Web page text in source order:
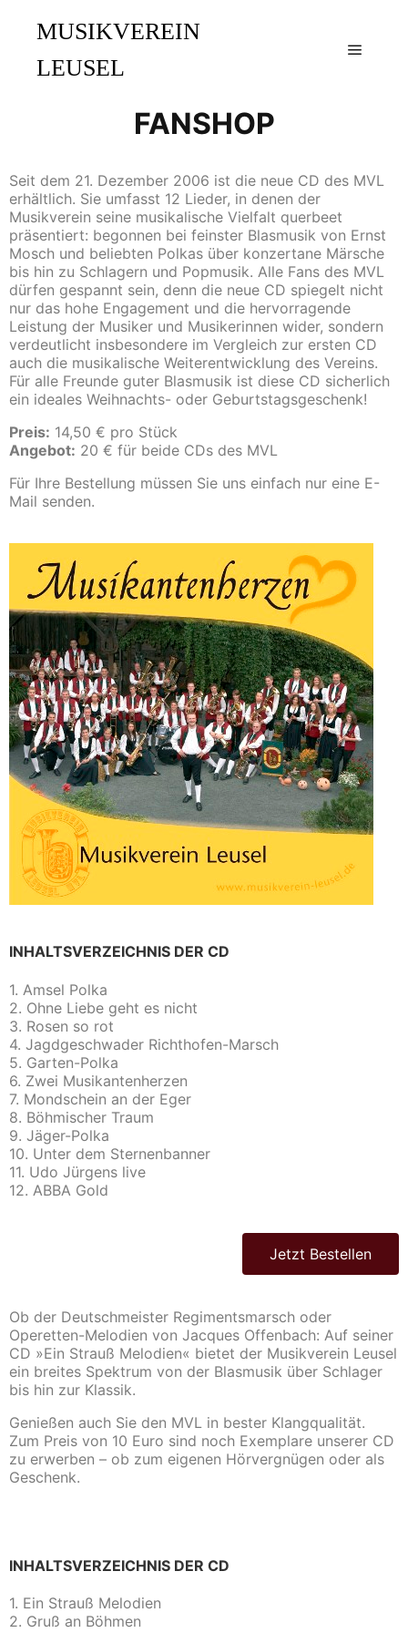
MUSIKVEREIN
LEUSEL
FANSHOP
Seit dem 21. Dezember 2006 ist die neue CD des MVL
erhältlich. Sie umfasst 12 Lieder, in denen der
Musikverein seine musikalische Vielfalt querbeet
präsentiert: begonnen bei feinster Blasmusik von Ernst
Mosch und beliebten Polkas über konzertane Märsche
bis hin zu Schlagern und Popmusik. Alle Fans des MVL
dürfen gespannt sein, denn die neue CD spiegelt nicht
nur das hohe Engagement und die hervorragende
Leistung der Musiker und Musikerinnen wider, sondern
verdeutlicht insbesondere im Vergleich zur ersten CD
auch die musikalische Weiterentwicklung des Vereins.
Für alle Freunde guter Blasmusik ist diese CD sicherlich
ein ideales Weihnachts- oder Geburtstagsgeschenk!
Preis: 14,50 € pro Stück
Angebot: 20 € für beide CDs des MVL
Für Ihre Bestellung müssen Sie uns einfach nur eine E-
Mail senden.
INHALTSVERZEICHNIS DER CD
1. Amsel Polka
2. Ohne Liebe geht es nicht
3. Rosen so rot
4. Jagdgeschwader Richthofen-Marsch
5. Garten-Polka
6. Zwei Musikantenherzen
7. Mondschein an der Eger
8. Böhmischer Traum
9. Jäger-Polka
10. Unter dem Sternenbanner
11. Udo Jürgens live
12. ABBA Gold
Jetzt Bestellen
Ob der Deutschmeister Regimentsmarsch oder
Operetten-Melodien von Jacques Offenbach: Auf seiner
CD »Ein Strauß Melodien« bietet der Musikverein Leusel
ein breites Spektrum von der Blasmusik über Schlager
bis hin zur Klassik.
Genießen auch Sie den MVL in bester Klangqualität.
Zum Preis von 10 Euro sind noch Exemplare unserer CD
zu erwerben – ob zum eigenen Hörvergnügen oder als
Geschenk.
INHALTSVERZEICHNIS DER CD
1. Ein Strauß Melodien
2. Gruß an Böhmen